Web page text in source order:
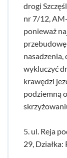
drogi
nr 7/12,
ponieważ
nasadzenia,
wykluczyć
krawędzi
podziemną
5. ul. Reja
29,